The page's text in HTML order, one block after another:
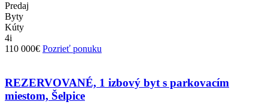
Predaj
Byty
Kúty
4i
110 000€ Pozrieť ponuku
REZERVOVANÉ, 1 izbový byt s parkovacím
miestom, Šelpice